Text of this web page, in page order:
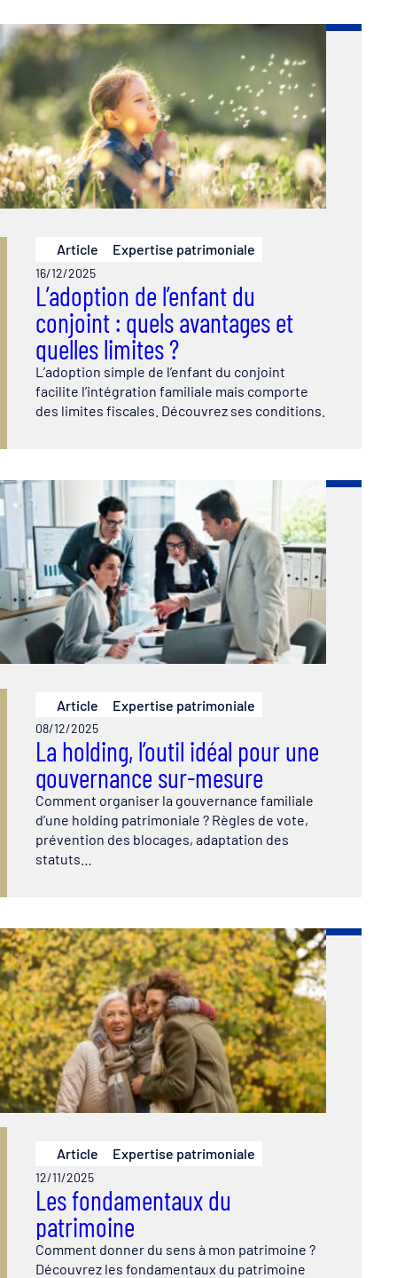
Article Expertise patrimoniale
16/12/2025
L’adoption de l’enfant du
conjoint : quels avantages et
quelles limites ?
L’adoption simple de l’enfant du conjoint
facilite l’intégration familiale mais comporte
des limites fiscales. Découvrez ses conditions.
Article Expertise patrimoniale
08/12/2025
La holding, l’outil idéal pour une
gouvernance sur-mesure
Comment organiser la gouvernance familiale
d’une holding patrimoniale ? Règles de vote,
prévention des blocages, adaptation des
statuts…
Article Expertise patrimoniale
12/11/2025
Les fondamentaux du
patrimoine
Comment donner du sens à mon patrimoine ?
Découvrez les fondamentaux du patrimoine